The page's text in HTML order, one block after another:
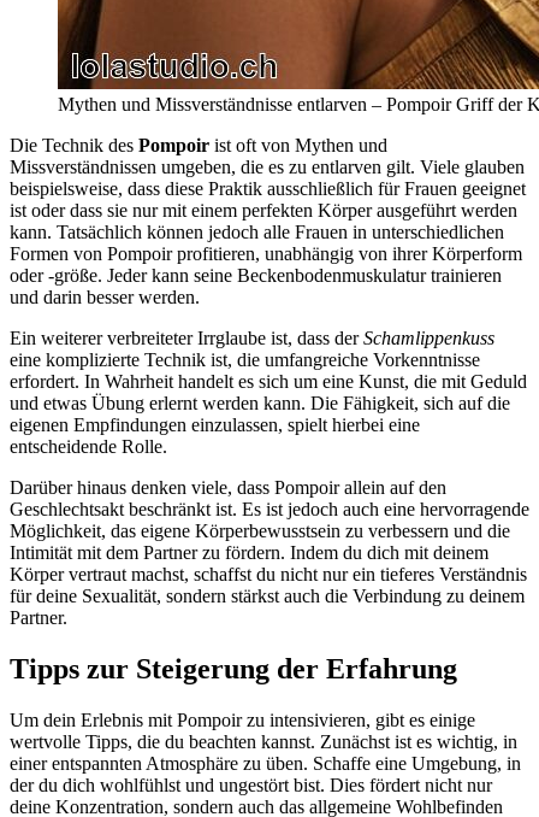
Mythen und Missverständnisse entlarven – Pompoir Griff der
Die Technik des Pompoir ist oft von Mythen und
Missverständnissen umgeben, die es zu entlarven gilt. Viele glauben
beispielsweise, dass diese Praktik ausschließlich für Frauen geeignet
ist oder dass sie nur mit einem perfekten Körper ausgeführt werden
kann. Tatsächlich können jedoch alle Frauen in unterschiedlichen
Formen von Pompoir profitieren, unabhängig von ihrer Körperform
oder -größe. Jeder kann seine Beckenbodenmuskulatur trainieren
und darin besser werden.
Ein weiterer verbreiteter Irrglaube ist, dass derSchamlippenkuss
eine komplizierte Technik ist, die umfangreiche Vorkenntnisse
erfordert. In Wahrheit handelt es sich um eine Kunst, die mit Geduld
und etwas Übung erlernt werden kann. Die Fähigkeit, sich auf die
eigenen Empfindungen einzulassen, spielt hierbei eine
entscheidende Rolle.
Darüber hinaus denken viele, dass Pompoir allein auf den
Geschlechtsakt beschränkt ist. Es ist jedoch auch eine hervorragende
Möglichkeit, das eigene Körperbewusstsein zu verbessern und die
Intimität mit dem Partner zu fördern. Indem du dich mit deinem
Körper vertraut machst, schaffst du nicht nur ein tieferes Verständnis
für deine Sexualität, sondern stärkst auch die Verbindung zu deinem
Partner.
Tipps zur Steigerung der Erfahrung
Um dein Erlebnis mit Pompoir zu intensivieren, gibt es einige
wertvolle Tipps, die du beachten kannst. Zunächst ist es wichtig, in
einer entspannten Atmosphäre zu üben. Schaffe eine Umgebung, in
der du dich wohlfühlst und ungestört bist. Dies fördert nicht nur
deine Konzentration, sondern auch das allgemeine Wohlbefinden